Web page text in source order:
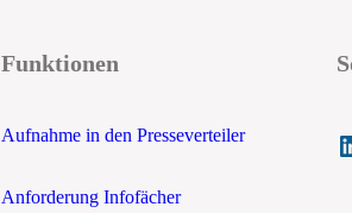
Funktionen
Aufnahme in den Presseverteiler
Anforderung Infofächer